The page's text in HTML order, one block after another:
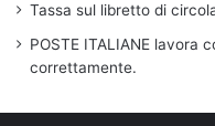
Tassa sul libretto di
POSTE ITALIANE lavora
correttamente.